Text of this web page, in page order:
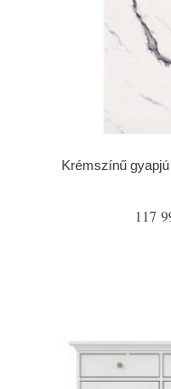
Krémszínű
117